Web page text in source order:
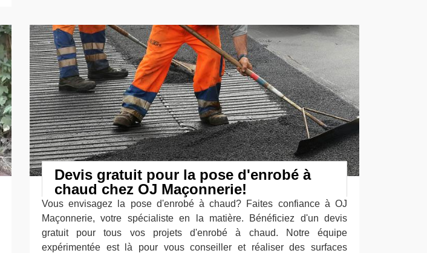
Devis gratuit pour la pose d'enrobé à
chaud chez OJ Maçonnerie!
Vous envisagez la pose d'enrobé à chaud? Faites confiance à OJ
Maçonnerie, votre spécialiste en la matière. Bénéficiez d'un devis
gratuit pour tous vos projets d'enrobé à chaud. Notre équipe
expérimentée est là pour vous conseiller et réaliser des surfaces